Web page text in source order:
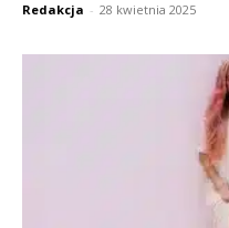
Redakcja - 28 kwietnia 2025